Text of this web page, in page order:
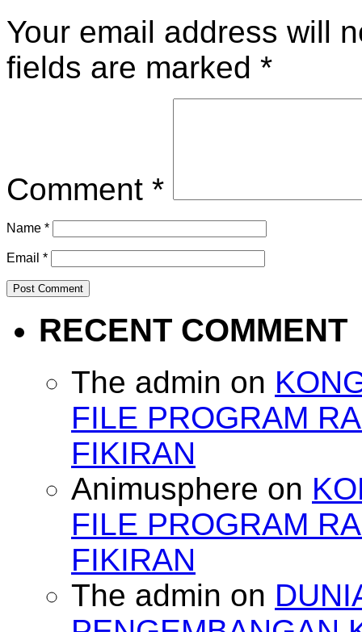
Your email address will
fields are marked *
Comment *
Name *
Email *
RECENT COMMENT
The admin on
FILE PROGRAM
FIKIRAN
Animusphere on
FILE PROGRAM
FIKIRAN
The admin on